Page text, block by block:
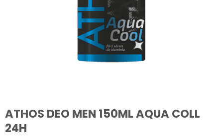
ATHOS DEO MEN 150ML AQUA COLL
24H